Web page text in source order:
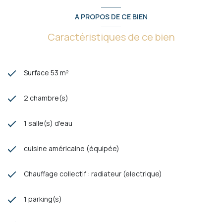
A PROPOS DE CE BIEN
Caractéristiques de ce bien
Surface 53 m²
2 chambre(s)
1 salle(s) d'eau
cuisine américaine (équipée)
Chauffage collectif : radiateur (electrique)
1 parking(s)